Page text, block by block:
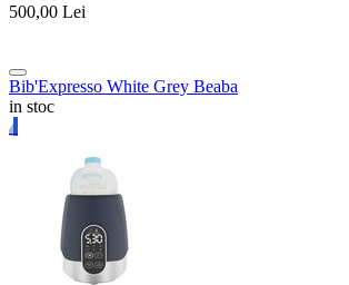
500,00 Lei
Bib'Expresso White Grey Beaba
in stoc